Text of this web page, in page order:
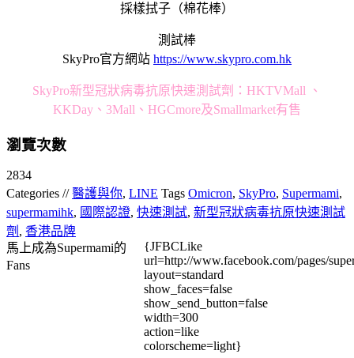
採樣拭子（棉花棒）
測試棒
SkyPro官方網站 https://www.skypro.com.hk
SkyPro新型冠狀病毒抗原快速測試劑：HKTVMall 、
KKDay、3Mall、HGCmore及Smallmarket有售
瀏覽次數
2834
Categories //醫護與你, LINE Tags Omicron, SkyPro, Supermami,
supermamihk, 國際認證, 快速測試, 新型冠狀病毒抗原快速測試
劑 , 香港品牌
馬上成為Supermami的
Fans
{JFBCLike
url=http://www.facebook.com/pages/
layout=standard
show_faces=false
show_send_button=false
width=300
action=like
colorscheme=light}